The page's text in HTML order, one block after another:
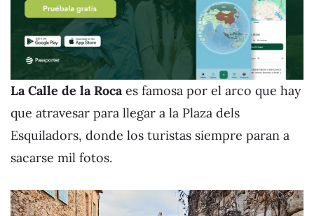
La Calle de la Rocaes famosa por el arco que hay
que atravesar para llegar a la Plaza dels
Esquiladors, donde los turistas siempre paran a
sacarse mil fotos.